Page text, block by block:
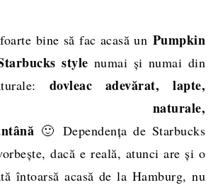
bine să fac acasă un Pumpkin
style numai și numai din
dovleac adevărat, lapte,
naturale,
🙂 Dependența de Starbucks
dacă e reală, atunci are și o
întoarsă acasă de la Hamburg, nu